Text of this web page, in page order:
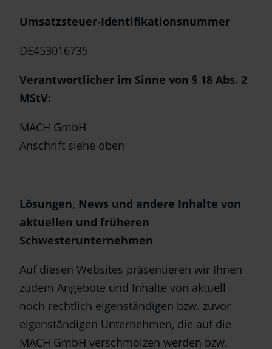
Umsatzsteuer-Identifikationsnummer
DE453016735
Verantwortlicher im Sinne von § 18 Abs. 2
MStV:
MACH GmbH
Anschrift siehe oben
Lösungen, News und andere Inhalte von
aktuellen und früheren
Schwesterunternehmen
Auf diesen Websites präsentieren wir Ihnen
zudem Angebote und Inhalte von aktuell
noch rechtlich eigenständigen bzw. zuvor
eigenständigen Unternehmen, die auf die
MACH GmbH verschmolzen werden bzw.